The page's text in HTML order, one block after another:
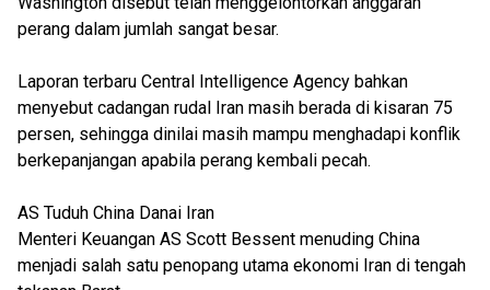
perang dalam jumlah sangat besar.
Laporan terbaru Central Intelligence Agency bahkan
menyebut cadangan rudal Iran masih berada di kisaran 75
persen, sehingga dinilai masih mampu menghadapi konflik
berkepanjangan apabila perang kembali pecah.
AS Tuduh China Danai Iran
Menteri Keuangan AS Scott Bessent menuding China
menjadi salah satu penopang utama ekonomi Iran di tengah